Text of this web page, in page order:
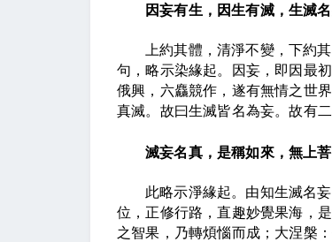
因妄有生，因生有滅，生滅名
上約其體，清淨不變，下約
句，略示染緣起。因妄，即因最
俄興，六麤競作，遂有無情之世
真滅。故曰生滅皆名為妄。故有
滅妄名真，是稱如來，無上
此略示淨緣起。由知生滅名
位，正修行路，直趣妙覺果海，
之智果，乃轉煩惱而成；大涅槃